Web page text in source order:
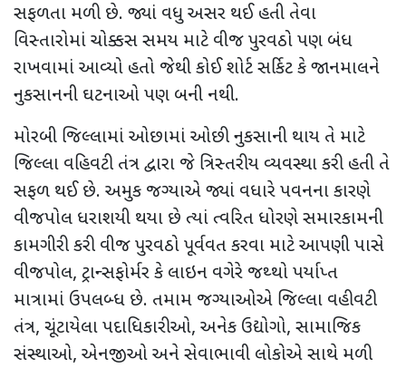
સફળતા મળી છે. જ્યાં વધુ અસર થઈ હતી તેવા
વિસ્તારોમાં ચોક્કસ સમય માટે વીજ પુરવઠો પણ બંધ
રાખવામાં આવ્યો હતો જેથી કોઈ શોર્ટ સર્કિટ કે જાનમાલને
નુકસાનની ઘટનાઓ પણ બની નથી.
મોરબી જિલ્લામાં ઓછામાં ઓછી નુકસાની થાય તે માટે
જિલ્લા વહિવટી તંત્ર દ્વારા જે ત્રિસ્તરીય વ્યવસ્થા કરી હતી તે
સફળ થઈ છે. અમુક જગ્યાએ જ્યાં વધારે પવનના કારણે
વીજપોલ ધરાશયી થયા છે ત્યાં ત્વરિત ધોરણે સમારકામની
કામગીરી કરી વીજ પુરવઠો પૂર્વવત કરવા માટે આપણી પાસે
વીજપોલ, ટ્રાન્સફોર્મર કે લાઇન વગેરે જથ્થો પર્યાપ્ત
માત્રામાં ઉપલબ્ધ છે. તમામ જગ્યાઓએ જિલ્લા વહીવટી
તંત્ર, ચૂંટાયેલા પદાધિકારીઓ, અનેક ઉદ્યોગો, સામાજિક
સંસ્થાઓ, એનજીઓ અને સેવાભાવી લોકોએ સાથે મળી